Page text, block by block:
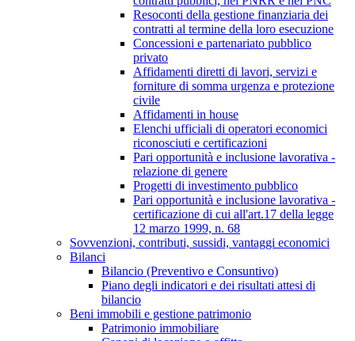
Resoconti della gestione finanziaria dei
contratti al termine della loro esecuzione
Concessioni e partenariato pubblico
privato
Affidamenti diretti di lavori, servizi e
forniture di somma urgenza e protezione
civile
Affidamenti in house
Elenchi ufficiali di operatori economici
riconosciuti e certificazioni
Pari opportunità e inclusione lavorativa -
relazione di genere
Progetti di investimento pubblico
Pari opportunità e inclusione lavorativa -
certificazione di cui all'art.17 della legge
12 marzo 1999, n. 68
Sovvenzioni, contributi, sussidi, vantaggi economici
Bilanci
Bilancio (Preventivo e Consuntivo)
Piano degli indicatori e dei risultati attesi di
bilancio
Beni immobili e gestione patrimonio
Patrimonio immobiliare